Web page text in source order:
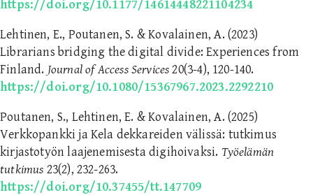
https://doi.org/10.1177/14614448221104234
Lehtinen, E., Poutanen, S. & Kovalainen, A. (2023)
Librarians bridging the digital divide: Experiences from
Finland. Journal of Access Services20(3-4), 120-140.
https://doi.org/10.1080/15367967.2023.2292210
Poutanen, S., Lehtinen, E. & Kovalainen, A. (2025)
Verkkopankki ja Kela dekkareiden välissä: tutkimus
kirjastotyön laajenemisesta digihoivaksi. Työelämän
tutkimus 23(2), 232-263.
https://doi.org/10.37455/tt.147709